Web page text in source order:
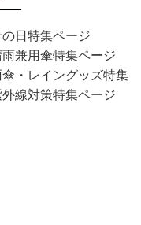
の日特集ページ
雨兼用傘特集ページ
傘・レイングッズ特集
外線対策特集ページ